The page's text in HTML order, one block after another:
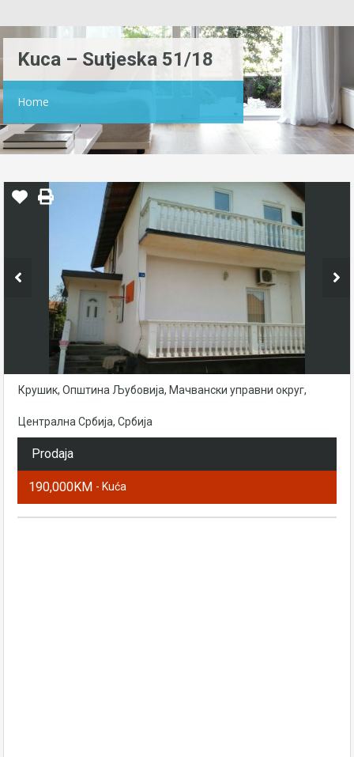
Kuca – Sutjeska 51/18
Home
Крушик, Општина Љубовија, Мачвански управни округ,
Централна Србија, Србија
Prodaja
190,000KM - Kuća